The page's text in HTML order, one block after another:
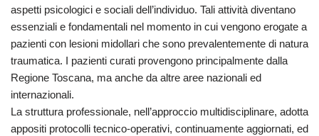
aspetti psicologici e sociali dell’individuo. Tali attività diventano
essenziali e fondamentali nel momento in cui vengono erogate a
pazienti con lesioni midollari che sono prevalentemente di natura
traumatica. I pazienti curati provengono principalmente dalla
Regione Toscana, ma anche da altre aree nazionali ed
internazionali.
La struttura professionale, nell’approccio multidisciplinare, adotta
appositi protocolli tecnico-operativi, continuamente aggiornati, ed